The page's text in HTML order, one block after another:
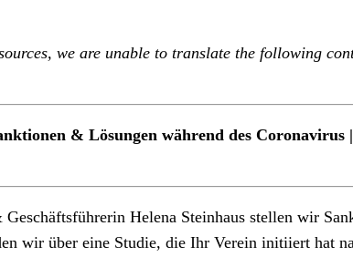
we are unable to translate the following
& Lösungen während des Coronavirus
Helena Steinhaus stellen wir
wir über eine Studie, die Ihr Verein initiiert hat